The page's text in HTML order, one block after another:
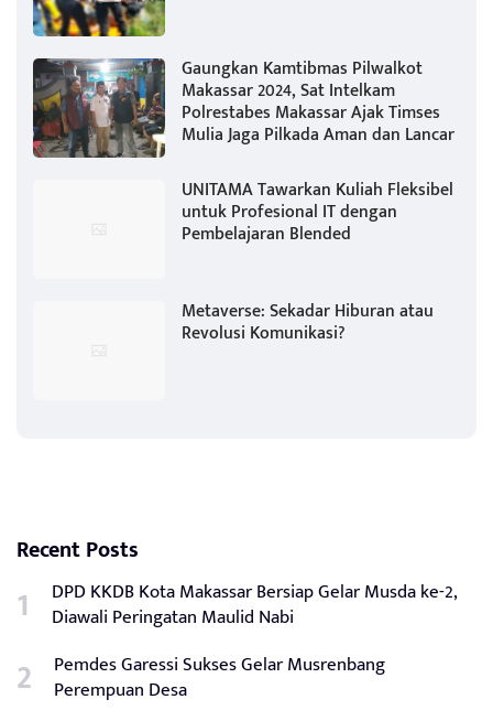
Gaungkan Kamtibmas Pilwalkot
Makassar 2024, Sat Intelkam
Polrestabes Makassar Ajak Timses
Mulia Jaga Pilkada Aman dan Lancar
UNITAMA Tawarkan Kuliah Fleksibel
untuk Profesional IT dengan
Pembelajaran Blended
Metaverse: Sekadar Hiburan atau
Revolusi Komunikasi?
Recent Posts
DPD KKDB Kota Makassar Bersiap Gelar Musda ke-2,
Diawali Peringatan Maulid Nabi
Pemdes Garessi Sukses Gelar Musrenbang
Perempuan Desa